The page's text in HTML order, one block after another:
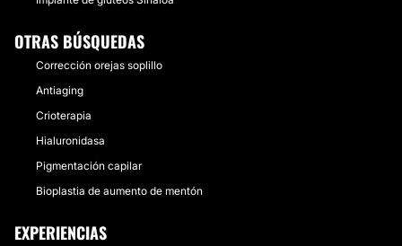
OTRAS BÚSQUEDAS
Corrección orejas soplillo
Antiaging
Crioterapia
Hialuronidasa
Pigmentación capilar
Bioplastia de aumento de mentón
EXPERIENCIAS